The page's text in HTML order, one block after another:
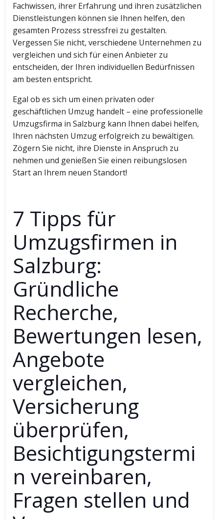
Fachwissen, ihrer Erfahrung und ihren zusätzlichen
Dienstleistungen können sie Ihnen helfen, den
gesamten Prozess stressfrei zu gestalten.
Vergessen Sie nicht, verschiedene Unternehmen zu
vergleichen und sich für einen Anbieter zu
entscheiden, der Ihren individuellen Bedürfnissen
am besten entspricht.
Egal ob es sich um einen privaten oder
geschäftlichen Umzug handelt – eine professionelle
Umzugsfirma in Salzburg kann Ihnen dabei helfen,
Ihren nächsten Umzug erfolgreich zu bewältigen.
Zögern Sie nicht, ihre Dienste in Anspruch zu
nehmen und genießen Sie einen reibungslosen
Start an Ihrem neuen Standort!
7 Tipps für
Umzugsfirmen in
Salzburg:
Gründliche
Recherche,
Bewertungen lesen,
Angebote
vergleichen,
Versicherung
überprüfen,
Besichtigungstermi
n vereinbaren,
Fragen stellen und